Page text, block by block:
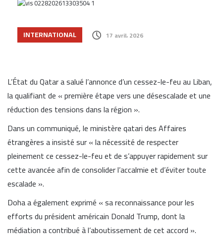
INTERNATIONAL 17 avril، 2026
L’État du Qatar a salué l’annonce d’un cessez-le-feu au Liban,
la qualifiant de « première étape vers une désescalade et une
réduction des tensions dans la région ».
Dans un communiqué, le ministère qatari des Affaires
étrangères a insisté sur « la nécessité de respecter
pleinement ce cessez-le-feu et de s’appuyer rapidement sur
cette avancée afin de consolider l’accalmie et d’éviter toute
escalade ».
Doha a également exprimé « sa reconnaissance pour les
efforts du président américain Donald Trump, dont la
médiation a contribué à l’aboutissement de cet accord ».